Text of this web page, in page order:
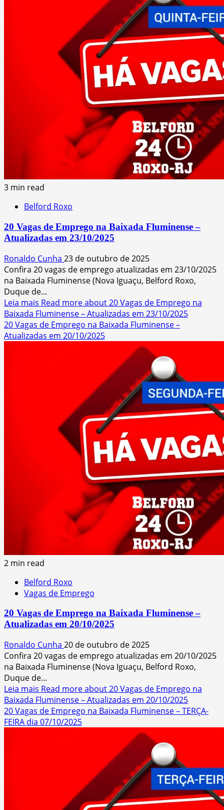
3 min read
Belford Roxo
20 Vagas de Emprego na Baixada Fluminense –
Atualizadas em 23/10/2025
Ronaldo Cunha 23 de outubro de 2025
Confira 20 vagas de emprego atualizadas em 23/10/2025
na Baixada Fluminense (Nova Iguaçu, Belford Roxo,
Duque de...
Leia mais Read more about 20 Vagas de Emprego na
Baixada Fluminense – Atualizadas em 23/10/2025
20 Vagas de Emprego na Baixada Fluminense –
Atualizadas em 20/10/2025
2 min read
Belford Roxo
Vagas de Emprego
20 Vagas de Emprego na Baixada Fluminense –
Atualizadas em 20/10/2025
Ronaldo Cunha 20 de outubro de 2025
Confira 20 vagas de emprego atualizadas em 20/10/2025
na Baixada Fluminense (Nova Iguaçu, Belford Roxo,
Duque de...
Leia mais Read more about 20 Vagas de Emprego na
Baixada Fluminense – Atualizadas em 20/10/2025
20 Vagas de Emprego na Baixada Fluminense – TERÇA-
FEIRA dia 07/10/2025